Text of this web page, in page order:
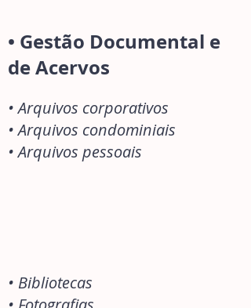
• Gestão Documental e
de Acervos
• Arquivos corporativos
• Arquivos condominiais
• Arquivos pessoais
• Bibliotecas